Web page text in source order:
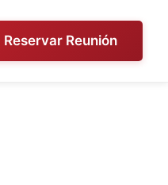
Reservar Reunión